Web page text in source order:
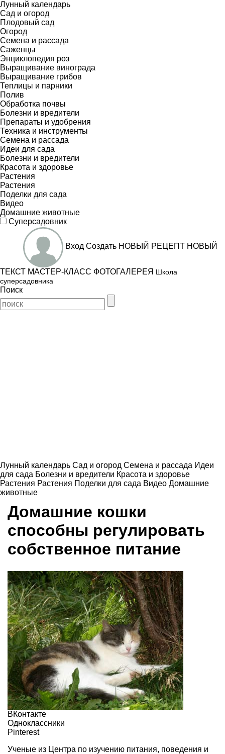
Лунный календарь
Сад и огород
Плодовый сад
Огород
Семена и рассада
Саженцы
Энциклопедия роз
Выращивание винограда
Выращивание грибов
Теплицы и парники
Полив
Обработка почвы
Болезни и вредители
Препараты и удобрения
Техника и инструменты
Семена и рассада
Идеи для сада
Болезни и вредители
Красота и здоровье
Растения
Растения
Поделки для сада
Видео
Домашние животные
Суперсадовник
Вход Создать НОВЫЙ РЕЦЕПТ НОВЫЙ
ТЕКСТ МАСТЕР-КЛАСС ФОТОГАЛЕРЕЯ Школа
суперсадовника
Поиск
Лунный календарь Сад и огород Семена и рассада Идеи
для сада Болезни и вредители Красота и здоровье
Растения Растения Поделки для сада Видео Домашние
животные
Домашние кошки
способны регулировать
собственное питание
ВКонтакте
Одноклассники
Pinterest
Ученые из Центра по изучению питания, поведения и